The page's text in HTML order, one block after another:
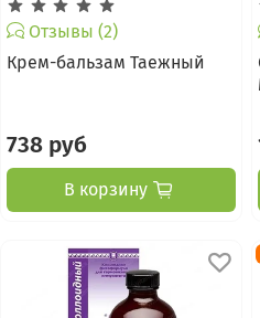
Отзывы (2)
Крем-бальзам Таежный
738 руб
В корзину